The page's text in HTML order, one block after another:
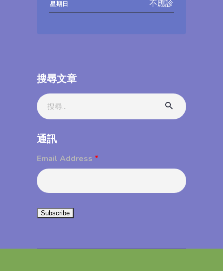
星期日 不應診
搜尋文章
Search
for:
通訊
Email Address *